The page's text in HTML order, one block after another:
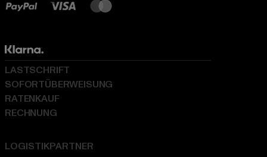
LOGISTIKPARTNER
LASTSCHRIFT
SOFORTÜBERWEISUNG
RATENKAUF
RECHNUNG